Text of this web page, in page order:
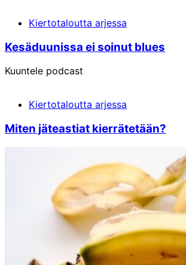
Kiertotaloutta arjessa
Kesä­duunissa ei soinut blues
Kuuntele podcast
Kiertotaloutta arjessa
Miten jäte­astiat kierrätetään?